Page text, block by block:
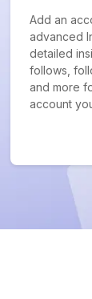
Add an
advanced
detailed
follows,
and more
account